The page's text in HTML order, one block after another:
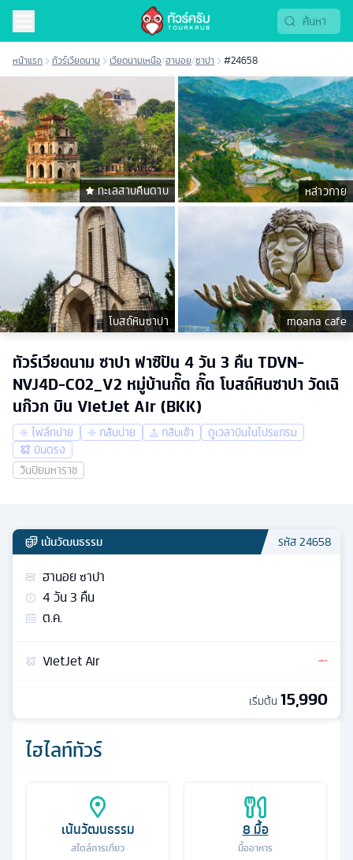
หน้าแรก ทัวร์เวียดนาม เวียดนามเหนือ/ฮานอย/ซาปา #24658
ทะเลสาบคืนดาบ หล่าวกาย
โบสถ์หินซาปา moana cafe
ทัวร์เวียดนาม ซาปา ฟาซิปัน 4 วัน 3 คืน TDVN-
NVJ4D-C02_V2 หมู่บ้านกั๊ต กั๊ต โบสถ์หินซาปา วัดเฉิ
นก๊วก บิน VietJet Air (BKK)
ไฟล์ทบ่าย กลับบ่าย กลับเช้า
ดูเวลาบินในโปรแกรม
บินตรง
วันปิยมหาราช
ไฮไลท์ทัวร์
เน้นวัฒนธรรม
สไตล์การเที่ยว
8มื้อ
มื้ออาหาร
เน้นวัฒนธรรม รหัส24658
ฮานอย ซาปา
4วัน3 คืน
ต.ค.
VietJet Air
เริ่มต้น 15,990